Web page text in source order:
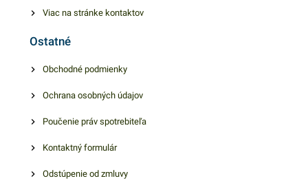
Viac na stránke kontaktov
Ostatné
Obchodné podmienky
Ochrana osobných údajov
Poučenie práv spotrebiteľa
Kontaktný formulár
Odstúpenie od zmluvy